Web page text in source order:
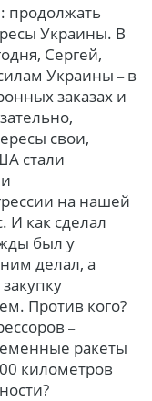
продолжать
Украины. В
Сергей,
Украины – в
заказах и
свои,
стали
на нашей
И как сделал
был у
делал, а
Против кого?
–
ракеты
километров